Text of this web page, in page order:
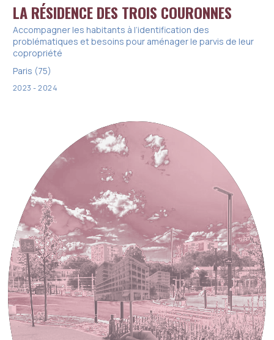
LA RÉSIDENCE DES TROIS COURONNES
Accompagner les habitants à l’identification des
problématiques et besoins pour aménager le parvis de leur
copropriété
Paris (75)
2023 - 2024